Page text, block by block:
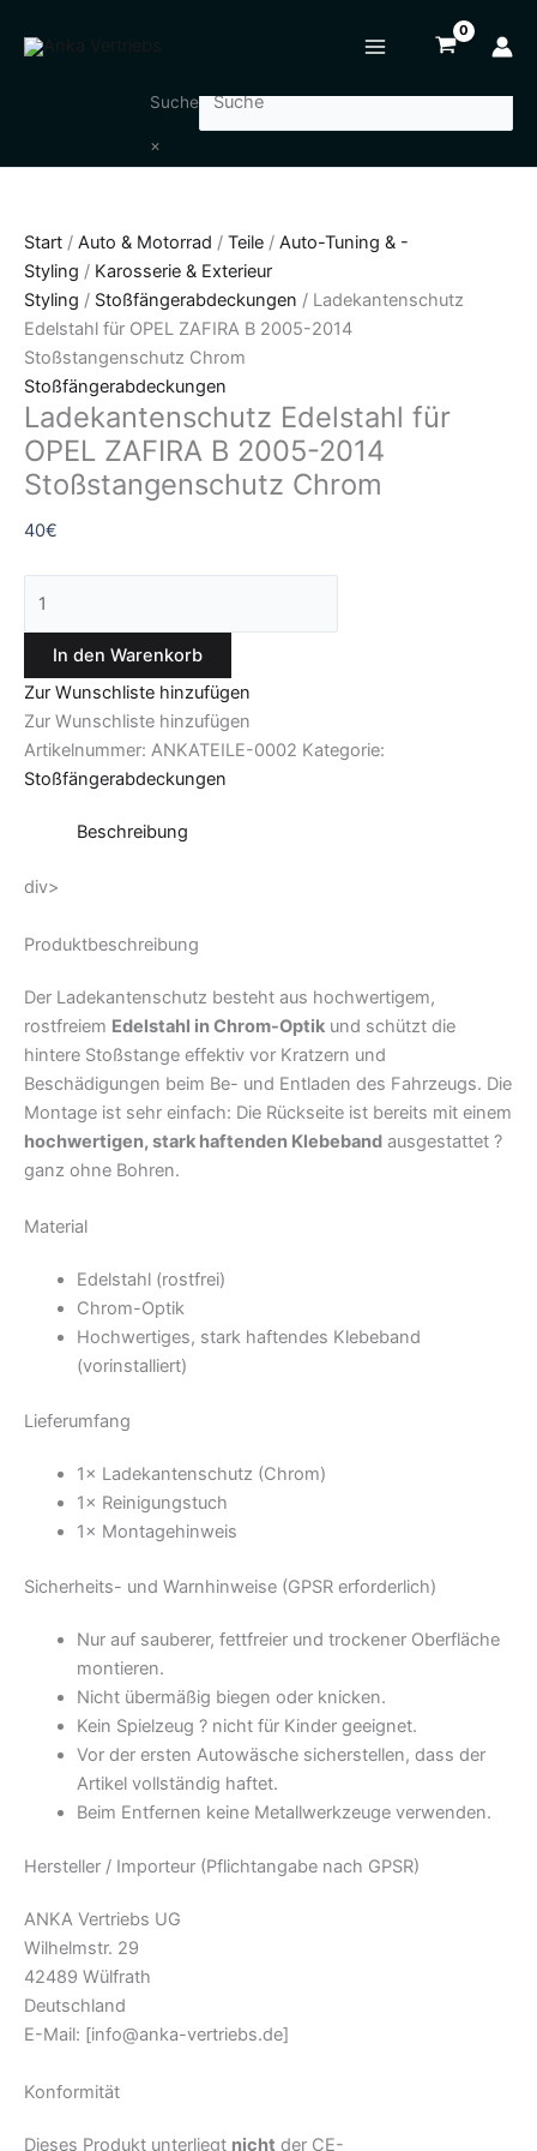
Inhalt
Suche
×
Start / Auto & Motorrad / Teile / Auto-Tuning & -
Styling / Karosserie & Exterieur
Styling / Stoßfängerabdeckungen / Ladekantenschutz
Edelstahl für OPEL ZAFIRA B 2005-2014
Stoßstangenschutz Chrom
Stoßfängerabdeckungen
Ladekantenschutz Edelstahl für
OPEL ZAFIRA B 2005-2014
Stoßstangenschutz Chrom
40€
Edelstahl
Stoßstangenschutz
Chrom
Menge
In den Warenkorb
Zur Wunschliste hinzufügen
Zur Wunschliste hinzufügen
Artikelnummer: ANKATEILE-0002 Kategorie:
Stoßfängerabdeckungen
Beschreibung
div>
Produktbeschreibung
Der Ladekantenschutz besteht aus hochwertigem,
rostfreiem Edelstahl in Chrom-Optik und schützt die
hintere Stoßstange effektiv vor Kratzern und
Beschädigungen beim Be- und Entladen des Fahrzeugs. Die
Montage ist sehr einfach: Die Rückseite ist bereits mit einem
hochwertigen, stark haftenden Klebeband ausgestattet ?
ganz ohne Bohren.
Material
Edelstahl (rostfrei)
Chrom-Optik
Hochwertiges, stark haftendes Klebeband
(vorinstalliert)
Lieferumfang
1× Ladekantenschutz (Chrom)
1× Reinigungstuch
1× Montagehinweis
Sicherheits- und Warnhinweise (GPSR erforderlich)
Nur auf sauberer, fettfreier und trockener Oberfläche
montieren.
Nicht übermäßig biegen oder knicken.
Kein Spielzeug ? nicht für Kinder geeignet.
Vor der ersten Autowäsche sicherstellen, dass der
Artikel vollständig haftet.
Beim Entfernen keine Metallwerkzeuge verwenden.
Hersteller / Importeur (Pflichtangabe nach GPSR)
ANKA Vertriebs UG
Wilhelmstr. 29
42489 Wülfrath
Deutschland
E-Mail: [info@anka-vertriebs.de]
Konformität
Dieses Produkt unterliegt nicht der CE-